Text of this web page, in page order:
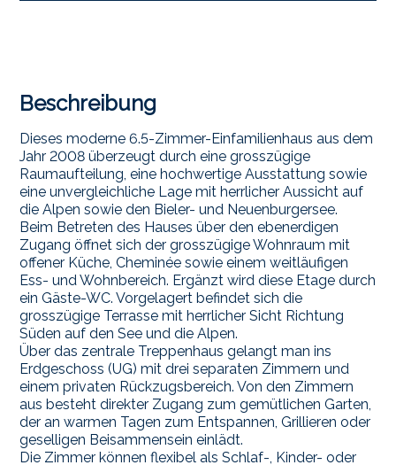
Beschreibung
Dieses moderne 6.5-Zimmer-Einfamilienhaus aus dem
Jahr 2008 überzeugt durch eine grosszügige
Raumaufteilung, eine hochwertige Ausstattung sowie
eine unvergleichliche Lage mit herrlicher Aussicht auf
die Alpen sowie den Bieler- und Neuenburgersee.
Beim Betreten des Hauses über den ebenerdigen
Zugang öffnet sich der grosszügige Wohnraum mit
offener Küche, Cheminée sowie einem weitläufigen
Ess- und Wohnbereich. Ergänzt wird diese Etage durch
ein Gäste-WC. Vorgelagert befindet sich die
grosszügige Terrasse mit herrlicher Sicht Richtung
Süden auf den See und die Alpen.
Über das zentrale Treppenhaus gelangt man ins
Erdgeschoss (UG) mit drei separaten Zimmern und
einem privaten Rückzugsbereich. Von den Zimmern
aus besteht direkter Zugang zum gemütlichen Garten,
der an warmen Tagen zum Entspannen, Grillieren oder
geselligen Beisammensein einlädt.
Die Zimmer können flexibel als Schlaf-, Kinder- oder